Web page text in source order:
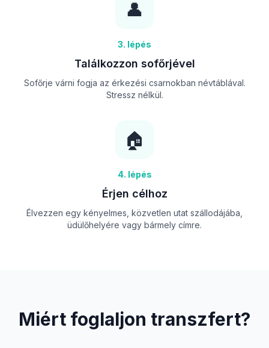
👤
3. lépés
Találkozzon sofőrjével
Sofőrje várni fogja az érkezési csarnokban névtáblával.
Stressz nélkül.
🏠
4. lépés
Érjen célhoz
Élvezzen egy kényelmes, közvetlen utat szállodájába,
üdülőhelyére vagy bármely címre.
Miért foglaljon transzfert?